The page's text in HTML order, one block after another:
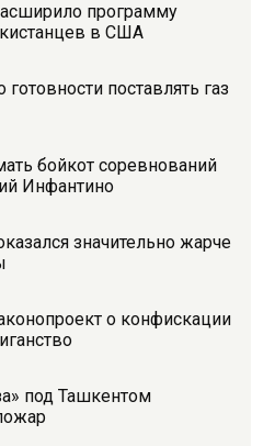
программу
в США
поставлять газ
бойкот соревнований
Инфантино
значительно жарче
о конфискации
под Ташкентом